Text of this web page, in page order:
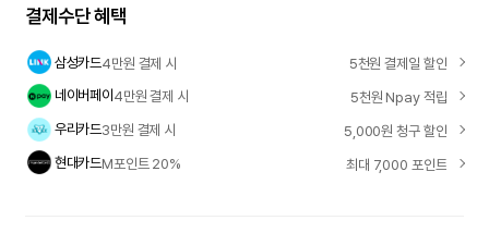
결제수단 혜택
삼성카드4만원 결제 시
5천원 결제일 할인
네이버페이4만원 결제 시
5천원 Npay 적립
우리카드3만원 결제 시
5,000원 청구 할인
현대카드M포인트 20% 최대 7,000 포인트